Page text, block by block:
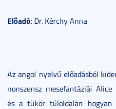
Előadó: Dr. Kérchy Anna
Az angol nyelvű előadásból
nonszensz mesefantáziái Alice
és a tükör túloldalán